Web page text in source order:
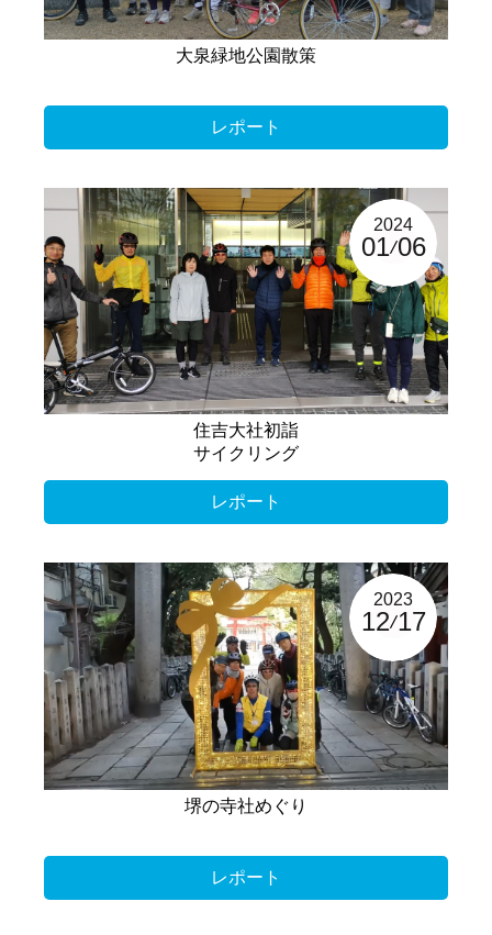
大泉緑地公園散策
レポート
2024
01 06
住吉大社初詣
サイクリング
レポート
2023
12 17
堺の寺社めぐり
レポート